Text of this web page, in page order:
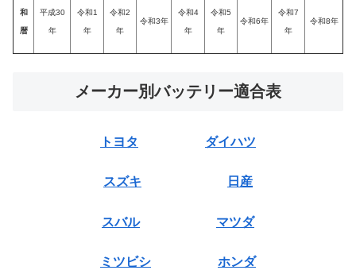
和
暦
平成30
年
令和1
年
令和2
年
令和3年
令和4
年
令和5
年
令和6年
令和7
年
令和8年
メーカー別バッテリー適合表
トヨタ ダイハツ
スズキ 日産
スバル マツダ
ミツビシ ホンダ